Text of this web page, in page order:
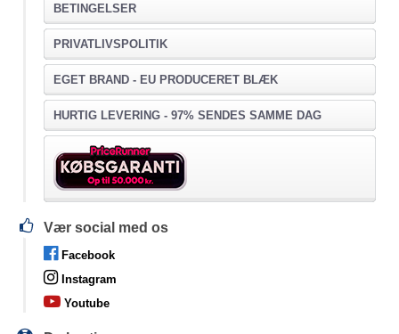
BETINGELSER
PRIVATLIVSPOLITIK
EGET BRAND - EU PRODUCERET BLÆK
HURTIG LEVERING - 97% SENDES SAMME DAG
Vær social med os
Facebook
Instagram
Youtube